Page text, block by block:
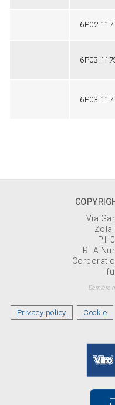
Via
Zola
P.I.
REA
Dernière
Privacy policy Cookie